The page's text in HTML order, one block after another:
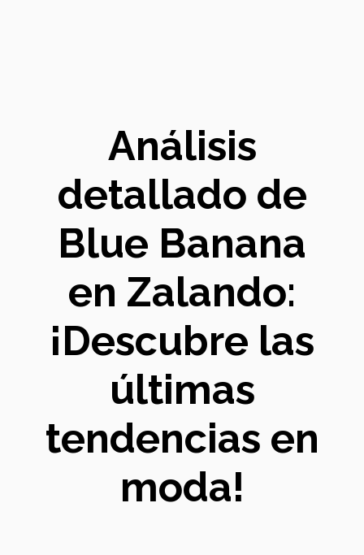
Análisis
detallado de
Blue Banana
en Zalando:
¡Descubre las
últimas
tendencias en
moda!